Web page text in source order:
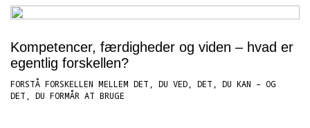
Kompetencer, færdigheder og viden – hvad er
egentlig forskellen?
FORSTÅ FORSKELLEN MELLEM DET, DU VED, DET, DU KAN – OG
DET, DU FORMÅR AT BRUGE